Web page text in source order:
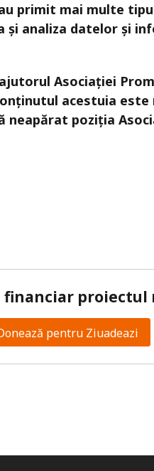
primit mai multe
și analiza datelor și
Asociației
acestuia
neapărat poziția
financiar proiectul
pentru Ziuadeazi